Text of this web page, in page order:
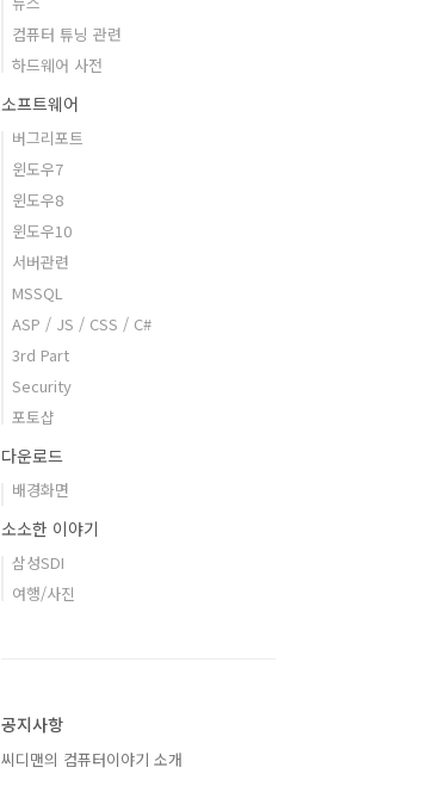
컴퓨터 튜닝 관련
하드웨어 사전
소프트웨어
버그리포트
윈도우7
윈도우8
윈도우10
서버관련
MSSQL
ASP / JS / CSS / C#
3rd Part
Security
포토샵
다운로드
배경화면
소소한 이야기
삼성SDI
여행/사진
공지사항
씨디맨의 컴퓨터이야기 소개